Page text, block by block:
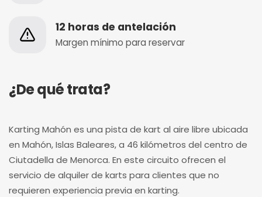
12 horas de antelación
Margen mínimo para reservar
¿De qué trata?
Karting Mahón es una pista de kart al aire libre ubicada
en Mahón, Islas Baleares, a 46 kilómetros del centro de
Ciutadella de Menorca. En este circuito ofrecen el
servicio de alquiler de karts para clientes que no
requieren experiencia previa en karting.